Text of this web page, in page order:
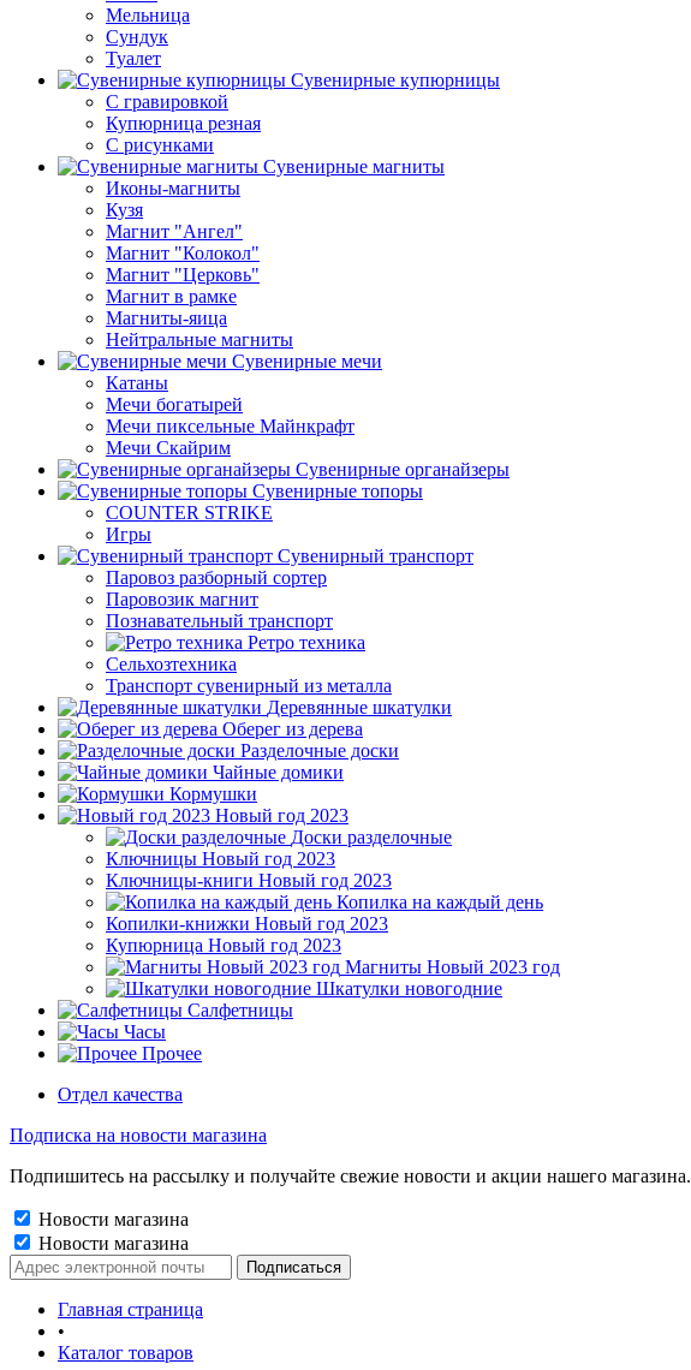
Мельница
Сундук
Туалет
Сувенирные купюрницы
C гравировкой
Купюрница резная
С рисунками
Сувенирные магниты
Иконы-магниты
Кузя
Магнит "Ангел"
Магнит "Колокол"
Магнит "Церковь"
Магнит в рамке
Магниты-яица
Нейтральные магниты
Сувенирные мечи
Катаны
Мечи богатырей
Мечи пиксельные Майнкрафт
Мечи Скайрим
Сувенирные органайзеры
Сувенирные топоры
COUNTER STRIKE
Игры
Сувенирный транспорт
Паровоз разборный сортер
Паровозик магнит
Познавательный транспорт
Ретро техника
Сельхозтехника
Транспорт сувенирный из металла
Деревянные шкатулки
Оберег из дерева
Разделочные доски
Чайные домики
Кормушки
Новый год 2023
Доски разделочные
Ключницы Новый год 2023
Ключницы-книги Новый год 2023
Копилка на каждый день
Копилки-книжки Новый год 2023
Купюрница Новый год 2023
Магниты Новый 2023 год
Шкатулки новогодние
Салфетницы
Часы
Прочее
Отдел качества
Подписка на новости магазина
Подпишитесь на рассылку и получайте свежие новости и акции нашего магазина.
Новости магазина
Новости магазина
Главная страница
•
Каталог товаров